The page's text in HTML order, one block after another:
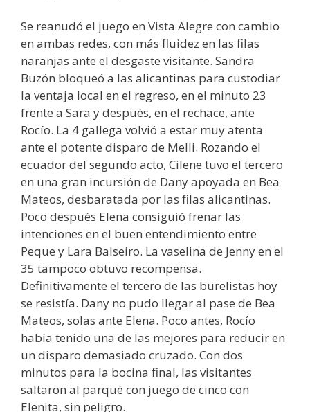
Se reanudó el juego en Vista Alegre con cambio
en ambas redes, con más fluidez en las filas
naranjas ante el desgaste visitante. Sandra
Buzón bloqueó a las alicantinas para custodiar
la ventaja local en el regreso, en el minuto 23
frente a Sara y después, en el rechace, ante
Rocío. La 4 gallega volvió a estar muy atenta
ante el potente disparo de Melli. Rozando el
ecuador del segundo acto, Cilene tuvo el tercero
en una gran incursión de Dany apoyada en Bea
Mateos, desbaratada por las filas alicantinas.
Poco después Elena consiguió frenar las
intenciones en el buen entendimiento entre
Peque y Lara Balseiro. La vaselina de Jenny en el
35 tampoco obtuvo recompensa.
Definitivamente el tercero de las burelistas hoy
se resistía. Dany no pudo llegar al pase de Bea
Mateos, solas ante Elena. Poco antes, Rocío
había tenido una de las mejores para reducir en
un disparo demasiado cruzado. Con dos
minutos para la bocina final, las visitantes
saltaron al parqué con juego de cinco con
Elenita, sin peligro.